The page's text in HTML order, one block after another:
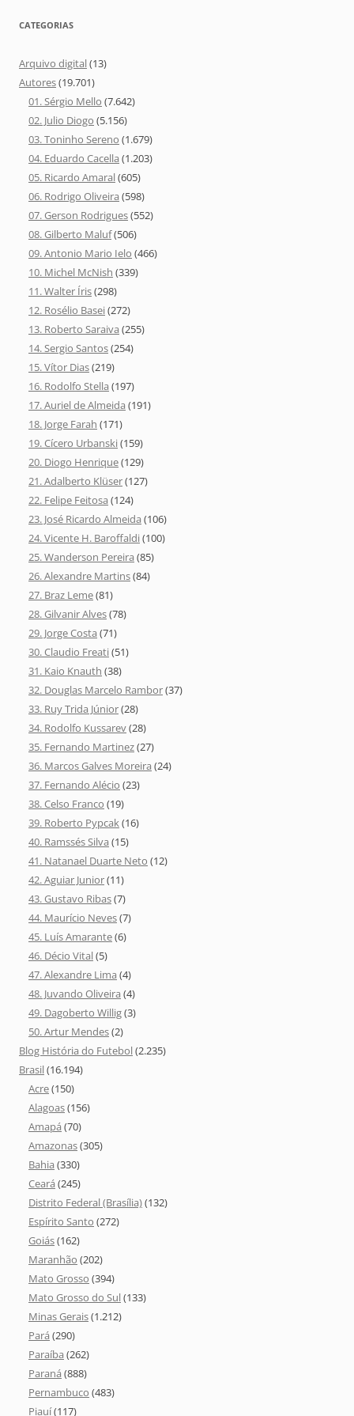
CATEGORIAS
Arquivo digital(13)
Autores(19.701)
01. Sérgio Mello (7.642)
02. Julio Diogo (5.156)
03. Toninho Sereno (1.679)
04. Eduardo Cacella (1.203)
05. Ricardo Amaral(605)
06. Rodrigo Oliveira (598)
07. Gerson Rodrigues(552)
08. Gilberto Maluf(506)
09. Antonio Mario Ielo (466)
10. Michel McNish (339)
11. Walter Íris(298)
12. Rosélio Basei(272)
13. Roberto Saraiva (255)
14. Sergio Santos(254)
15. Vítor Dias(219)
16. Rodolfo Stella (197)
17. Auriel de Almeida (191)
18. Jorge Farah (171)
19. Cícero Urbanski(159)
20. Diogo Henrique(129)
21. Adalberto Klüser(127)
22. Felipe Feitosa (124)
23. José Ricardo Almeida (106)
24. Vicente H. Baroffaldi(100)
25. Wanderson Pereira (85)
26. Alexandre Martins(84)
27. Braz Leme(81)
28. Gilvanir Alves(78)
29. Jorge Costa (71)
30. Claudio Freati(51)
31. Kaio Knauth (38)
32. Douglas Marcelo Rambor(37)
33. Ruy Trida Júnior(28)
34. Rodolfo Kussarev(28)
35. Fernando Martinez(27)
36. Marcos Galves Moreira (24)
37. Fernando Alécio (23)
38. Celso Franco (19)
39. Roberto Pypcak(16)
40. Ramssés Silva (15)
41. Natanael Duarte Neto (12)
42. Aguiar Junior(11)
43. Gustavo Ribas(7)
44. Maurício Neves(7)
45. Luís Amarante(6)
46. Décio Vital(5)
47. Alexandre Lima (4)
48. Juvando Oliveira (4)
49. Dagoberto Willig(3)
50. Artur Mendes(2)
Blog História do Futebol(2.235)
Brasil(16.194)
Acre(150)
Alagoas(156)
Amapá (70)
Amazonas(305)
Bahia (330)
Ceará (245)
Distrito Federal (Brasília)(132)
Espírito Santo (272)
Goiás(162)
Maranhão (202)
Mato Grosso (394)
Mato Grosso do Sul(133)
Minas Gerais(1.212)
Pará (290)
Paraíba (262)
Paraná (888)
Pernambuco (483)
Piauí(117)